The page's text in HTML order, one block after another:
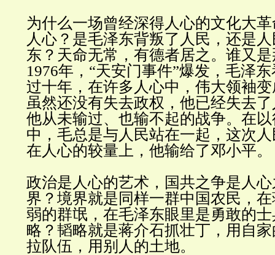
为什么一场曾经深得人心的文化大
人心？是毛泽东背叛了人民，还是
东？天命无常，有德者居之。谁又
1976年， “天安门事件”爆发，毛泽
过十年，在许多人心中，伟大领袖
虽然还没有失去政权，他已经失去
他从未输过、也输不起的战争。在
中，毛总是与人民站在一起，这次
在人心的较量上，他输给了邓小平。
政治是人心的艺术，国共之争是人
界？境界就是同样一群中国农民，
弱的群氓，在毛泽东眼里是勇敢的
略？韬略就是蒋介石抓壮丁，用自
拉队伍，用别人的土地。